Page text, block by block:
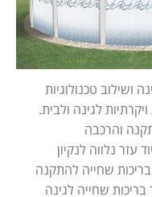
ושילוב טכנולוגיות
לגינה ולבית.
והרכבה
עזר נלווה לנקיון
שחייה להתקנה
שחייה לגינה